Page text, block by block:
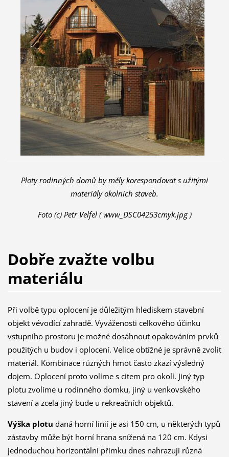
Ploty rodinných domů by měly korespondovat s užitými
materiály okolních staveb.
Foto (c) Petr Velfel ( www_DSC04253cmyk.jpg )
Dobře zvažte volbu
materiálu
Při volbě typu oplocení je důležitým hlediskem stavební
objekt vévodící zahradě. Vyváženosti celkového účinku
vstupního prostoru je možné dosáhnout opakováním prvků
použitých u budov i oplocení. Velice obtížné je správně zvolit
materiál. Kombinace různých hmot často zkazí výsledný
dojem. Oplocení proto volíme s citem pro okolí. Jiný typ
plotu zvolíme u rodinného domku, jiný u venkovského
stavení a zcela jiný bude u rekreačních objektů.
Výška plotu daná horní linií je asi 150 cm, u některých typů
zástavby může být horní hrana snížená na 120 cm. Kdysi
jednoduchou horizontální přímku dnes nahrazují různá